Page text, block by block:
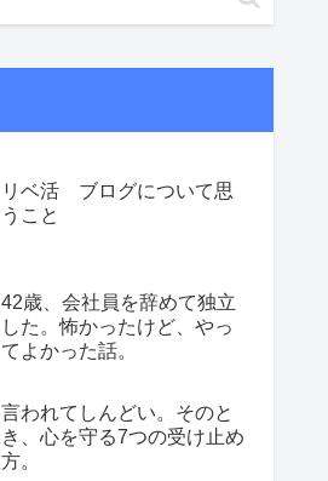
リベ活 ブログについて思
うこと
42歳、会社員を辞めて独立
した。怖かったけど、やっ
てよかった話。
言われてしんどい。そのと
き、心を守る7つの受け止め
方。